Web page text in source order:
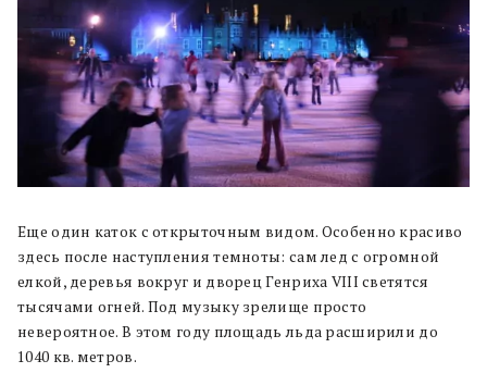
Еще один каток с открыточным видом. Особенно красиво
здесь после наступления темноты: сам лед с огромной
елкой, деревья вокруг и дворец Генриха VIII светятся
тысячами огней. Под музыку зрелище просто
невероятное. В этом году площадь льда расширили до
1040 кв. метров.